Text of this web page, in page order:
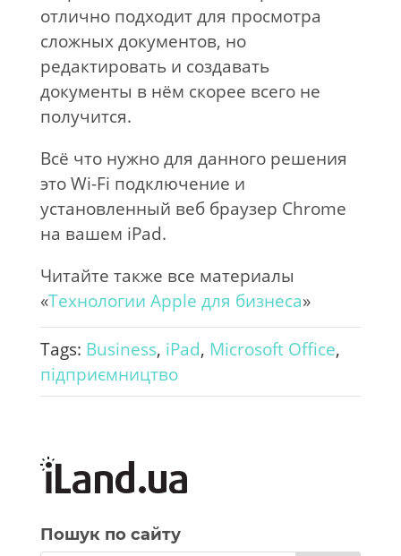
отлично подходит для просмотра
сложных документов, но
редактировать и создавать
документы в нём скорее всего не
получится.
Всё что нужно для данного решения
это Wi-Fi подключение и
установленный веб браузер Chrome
на вашем iPad.
Читайте также все материалы
«Технологии Apple для бизнеса»
Tags: Business, iPad, Microsoft Office,
підприємництво
Пошук по сайту